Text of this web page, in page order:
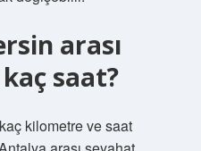
arası
saat?
kilometre ve saat